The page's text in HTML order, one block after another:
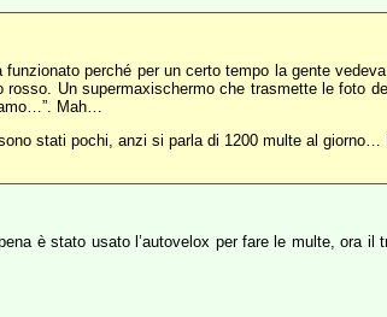
perché per un certo tempo la gente
Un supermaxischermo che trasmette le foto
Mah…
stati pochi, anzi si parla di 1200 multe al
è stato usato l’autovelox per fare le multe, ora